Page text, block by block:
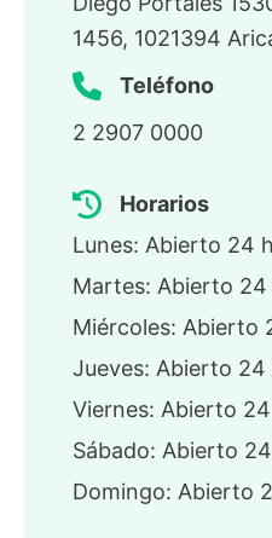
1456, 1021394
Teléfono
2 2907 0000
Horarios
Lunes: Abierto 24
Martes: Abierto 24
Miércoles: Abierto
Jueves: Abierto 24
Viernes: Abierto
Sábado: Abierto
Domingo: Abierto